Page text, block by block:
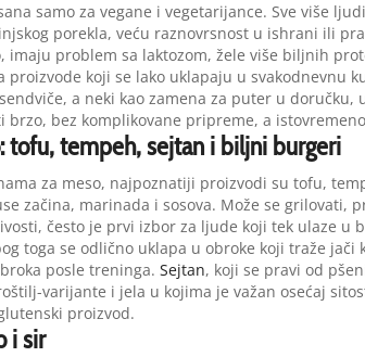
samo za vegane i vegetarijance. Sve više
porekla, veću raznovrsnost u ishrani ili
imaju problem sa laktozom, žele više biljnih
proizvode koji se lako uklapaju u svakodnevnu
a neki kao zamena za puter u
brzo, bez komplikovane pripreme, a
tofu, tempeh, sejtan i biljni burgeri
za meso, najpoznatiji proizvodi su tofu,
začina, marinada i sosova. Može se grilovati,
često je prvi izbor za ljude koji tek ulaze u
toga se odlično uklapa u obroke koji traže
posle treninga. Sejtan, koji se pravi od
varijante i jela u kojima je važan osećaj
proizvod.
i sir